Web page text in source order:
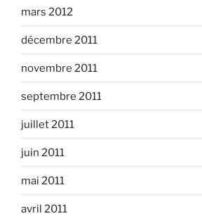
mars 2012
décembre 2011
novembre 2011
septembre 2011
juillet 2011
juin 2011
mai 2011
avril 2011